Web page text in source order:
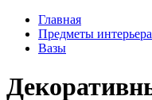
Главная
Предметы интерьера
Вазы